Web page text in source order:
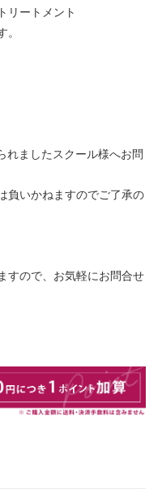
リートメント
れましたスクール様へお問
負いかねますのでご了承の
すので、お気軽にお問合せ